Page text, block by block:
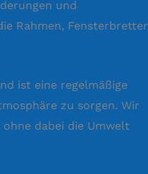
und
Rahmen, Fensterbretter
ist eine regelmäßige
zu sorgen. Wir
dabei die Umwelt